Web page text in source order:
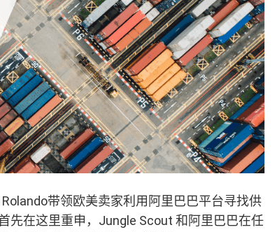
带领欧美卖家利用阿里巴巴平台寻找供
先在这里重申，Jungle Scout 和阿里巴巴在任